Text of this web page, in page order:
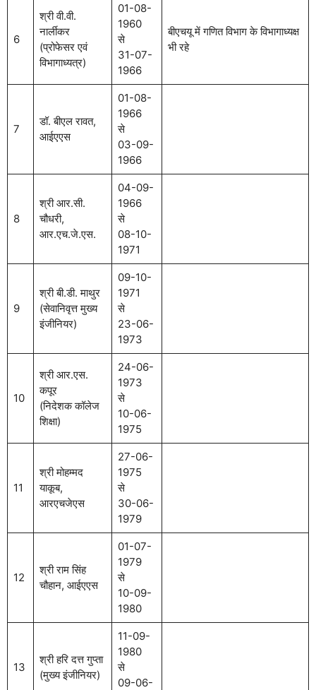
6
श्री वी.वी.
नार्लीकर
(प्रोफेसर एवं
विभागाध्यत्र)
01-08-
1960
से
31-07-
1966
बीएचयू में गणित विभाग के विभागाध्यक्ष
भी रहे
7
डॉ. बीएल रावत,
आईएएस
01-08-
1966
से
03-09-
1966
8
श्री आर.सी.
चौधरी,
आर.एच.जे.एस.
04-09-
1966
से
08-10-
1971
9
श्री बी.डी. माथुर
(सेवानिवृत्त मुख्य
इंजीनियर)
09-10-
1971
से
23-06-
1973
10
श्री आर.एस.
कपूर
(निदेशक कॉलेज
शिक्षा)
24-06-
1973
से
10-06-
1975
11
श्री मोहम्मद
याकूब,
आरएचजेएस
27-06-
1975
से
30-06-
1979
12
श्री राम सिंह
चौहान, आईएएस
01-07-
1979
से
10-09-
1980
13
श्री हरि दत्त गुप्ता
(मुख्य इंजीनियर)
11-09-
1980
से
09-06-